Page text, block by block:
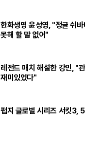
한화생명 윤성영, "정글 쉬바
못해 할 말 없어"
레전드 매치 해설한 강민, "
재미있었다"
펍지 글로벌 시리즈 서킷3,